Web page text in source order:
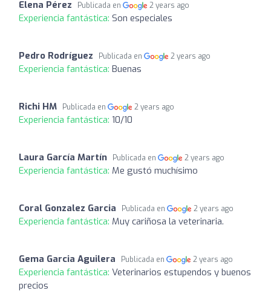
Elena Pérez Publicada en 2 years ago
Experiencia fantástica: Son especiales
Pedro Rodríguez Publicada en 2 years ago
Experiencia fantástica: Buenas
Richi HM Publicada en 2 years ago
Experiencia fantástica: 10/10
Laura García Martín Publicada en 2 years ago
Experiencia fantástica: Me gustó muchísimo
Coral Gonzalez Garcia Publicada en 2 years ago
Experiencia fantástica: Muy cariñosa la veterinaria.
Gema Garcia Aguilera Publicada en 2 years ago
Experiencia fantástica: Veterinarios estupendos y buenos
precios